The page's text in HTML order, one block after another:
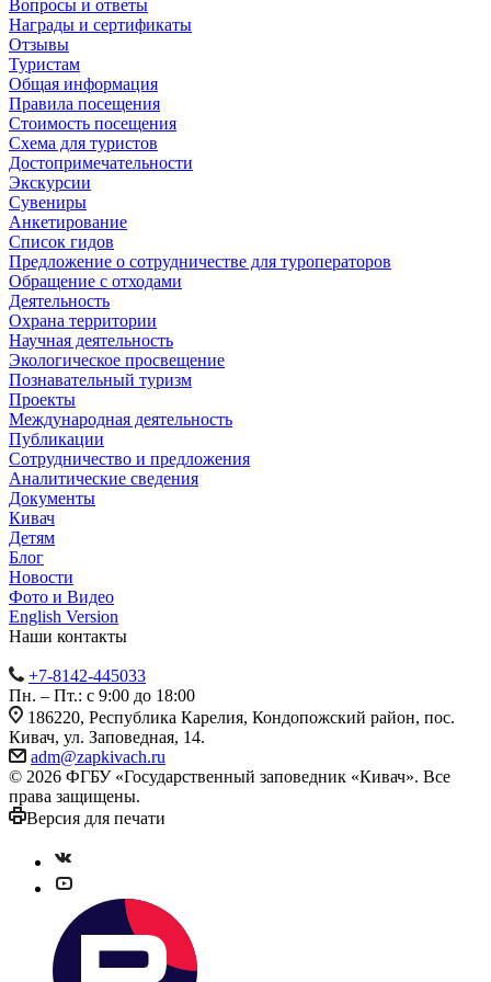
Вопросы и ответы
Награды и сертификаты
Отзывы
Туристам
Общая информация
Правила посещения
Стоимость посещения
Схема для туристов
Достопримечательности
Экскурсии
Сувениры
Анкетирование
Список гидов
Предложение о сотрудничестве для туроператоров
Обращение с отходами
Деятельность
Охрана территории
Научная деятельность
Экологическое просвещение
Познавательный туризм
Проекты
Международная деятельность
Публикации
Сотрудничество и предложения
Аналитические сведения
Документы
Кивач
Детям
Блог
Новости
Фото и Видео
English Version
Наши контакты
+7-8142-445033
Пн. – Пт.: с 9:00 до 18:00
186220, Республика Карелия, Кондопожский район, пос.
Кивач, ул. Заповедная, 14.
adm@zapkivach.ru
© 2026 ФГБУ «Государственный заповедник «Кивач». Все
права защищены.
Версия для печати